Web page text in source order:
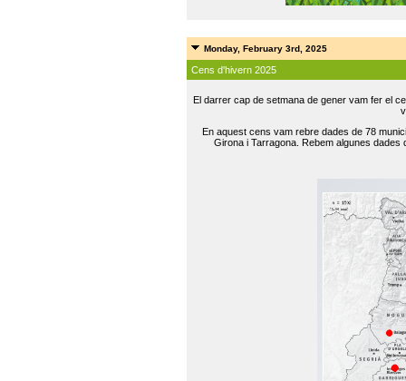
Monday, February 3rd, 2025
Cens d'hivern 2025
El darrer cap de setmana de gener vam fer el
En aquest cens vam rebre dades de 78
Girona i Tarragona. Rebem algunes